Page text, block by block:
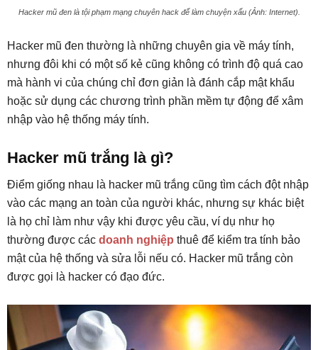
Hacker mũ đen là tội phạm mạng chuyên hack để làm chuyện xấu (Ảnh: Internet).
Hacker mũ đen thường là những chuyên gia về máy tính,
nhưng đôi khi có một số kẻ cũng không có trình độ quá cao
mà hành vi của chúng chỉ đơn giản là đánh cắp mật khẩu
hoặc sử dụng các chương trình phần mềm tự động để xâm
nhập vào hệ thống máy tính.
Hacker mũ trắng là gì?
Điểm giống nhau là hacker mũ trắng cũng tìm cách đột nhập
vào các mạng an toàn của người khác, nhưng sự khác biệt
là họ chỉ làm như vậy khi được yêu cầu, ví dụ như họ
thường được các doanh nghiệp thuê để kiểm tra tính bảo
mật của hệ thống và sửa lỗi nếu có. Hacker mũ trắng còn
được gọi là hacker có đạo đức.